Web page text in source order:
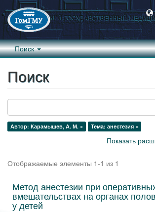
Поиск
Поиск
Автор: Карамышев, А. М. × Тема: анестезия ×
Показать
Отображаемые элементы 1-1 из 1
Метод анестезии при
вмешательствах на органах
у детей